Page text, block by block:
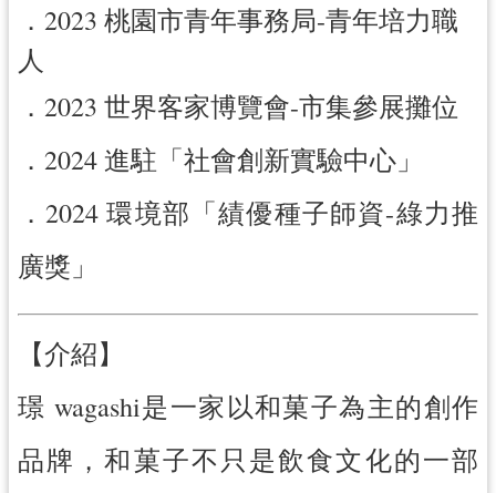
便
民
務
基
地
介
紹
相
連
．2023 桃園市青年事務局-青年培力職
人
．2023 世界客家博覽會-市集參展攤位
．2024 進駐「社會創新實驗中心」
．2024 環境部「績優種子師資-綠力推
廣獎」
【介紹】
璟 wagashi是一家以和菓子為主的創作
品牌，和菓子不只是飲食文化的一部